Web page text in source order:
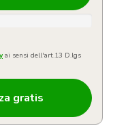
ai sensi dell'art.13 D.lgs